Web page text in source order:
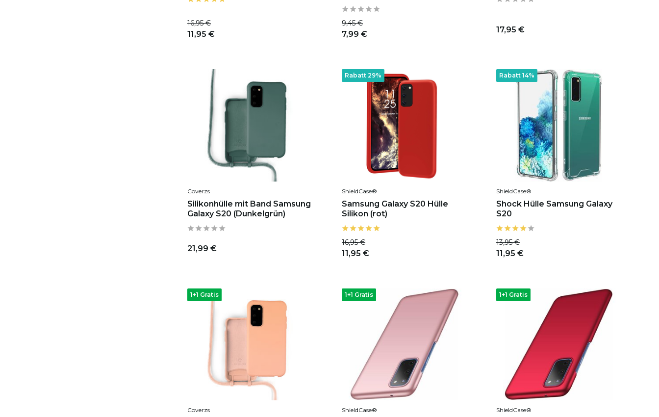
16,95 €
11,95 €
9,45 €
7,99 € 17,95 €
Coverzs
Silikonhülle mit Band Samsung
Galaxy S20 (Dunkelgrün)
21,99 €
Rabatt 29%
ShieldCase®
Samsung Galaxy S20 Hülle
Silikon (rot)
16,95 €
11,95 €
Rabatt 14%
ShieldCase®
Shock Hülle Samsung Galaxy
S20
13,95 €
11,95 €
1+1 Gratis
Coverzs
1+1 Gratis
ShieldCase®
1+1 Gratis
ShieldCase®